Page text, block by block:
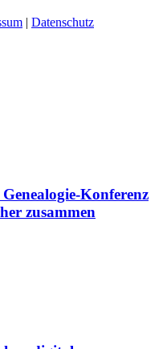
Datenschutz
Konferenz
zusammen